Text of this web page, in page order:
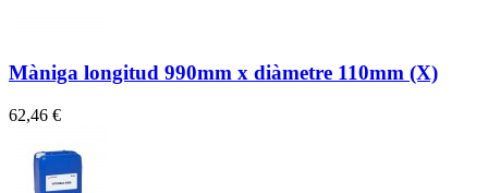
Màniga longitud 990mm x diàmetre 110mm (X)
62,46 €